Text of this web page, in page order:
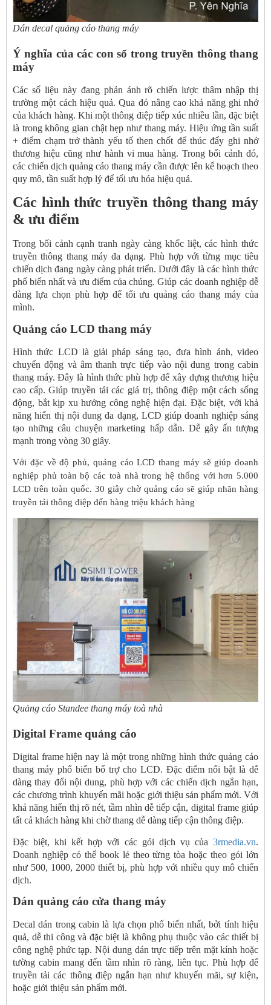
Dán decal quảng cáo thang máy
Ý nghĩa của các con số trong truyền thông thang
máy
Các số liệu này đang phản ánh rõ chiến lược thâm nhập thị
trường một cách hiệu quả. Qua đó nâng cao khả năng ghi nhớ
của khách hàng. Khi một thông điệp tiếp xúc nhiều lần, đặc biệt
là trong không gian chật hẹp như thang máy. Hiệu ứng tần suất
+ điểm chạm trở thành yếu tố then chốt để thúc đẩy ghi nhớ
thương hiệu cũng như hành vi mua hàng. Trong bối cảnh đó,
các chiến dịch quảng cáo thang máy cần được lên kế hoạch theo
quy mô, tần suất hợp lý để tối ưu hóa hiệu quả.
Các hình thức truyền thông thang máy
& ưu điểm
Trong bối cảnh cạnh tranh ngày càng khốc liệt, các hình thức
truyền thông thang máy đa dạng. Phù hợp với từng mục tiêu
chiến dịch đang ngày càng phát triển. Dưới đây là các hình thức
phổ biến nhất và ưu điểm của chúng. Giúp các doanh nghiệp dễ
dàng lựa chọn phù hợp để tối ưu quảng cáo thang máy của
mình.
Quảng cáo LCD thang máy
Hình thức LCD là giải pháp sáng tạo, đưa hình ảnh, video
chuyển động và âm thanh trực tiếp vào nội dung trong cabin
thang máy. Đây là hình thức phù hợp để xây dựng thương hiệu
cao cấp. Giúp truyền tải các giá trị, thông điệp một cách sống
động, bắt kịp xu hướng công nghệ hiện đại. Đặc biệt, với khả
năng hiển thị nội dung đa dạng, LCD giúp doanh nghiệp sáng
tạo những câu chuyện marketing hấp dẫn. Dễ gây ấn tượng
mạnh trong vòng 30 giây.
Với đặc về độ phủ, quảng cáo LCD thang máy sẽ giúp doanh
nghiệp phủ toàn bộ các toà nhà trong hệ thống với hơn 5.000
LCD trên toàn quốc. 30 giây chờ quảng cáo sẽ giúp nhãn hàng
truyền tải thông điệp đến hàng triệu khách hàng
Quảng cáo Standee thang máy toà nhà
Digital Frame quảng cáo
Digital frame hiện nay là một trong những hình thức quảng cáo
thang máy phổ biến bổ trợ cho LCD. Đặc điểm nổi bật là dễ
dàng thay đổi nội dung, phù hợp với các chiến dịch ngắn hạn,
các chương trình khuyến mãi hoặc giới thiệu sản phẩm mới. Với
khả năng hiển thị rõ nét, tầm nhìn dễ tiếp cận, digital frame giúp
tất cả khách hàng khi chờ thang dễ dàng tiếp cận thông điệp.
Đặc biệt, khi kết hợp với các gói dịch vụ của 3rmedia.vn.
Doanh nghiệp có thể book lẻ theo từng tòa hoặc theo gói lớn
như 500, 1000, 2000 thiết bị, phù hợp với nhiều quy mô chiến
dịch.
Dán quảng cáo cửa thang máy
Decal dán trong cabin là lựa chọn phổ biến nhất, bởi tính hiệu
quả, dễ thi công và đặc biệt là không phụ thuộc vào các thiết bị
công nghệ phức tạp. Nội dung dán trực tiếp trên mặt kính hoặc
tường cabin mang đến tầm nhìn rõ ràng, liên tục. Phù hợp để
truyền tải các thông điệp ngắn hạn như khuyến mãi, sự kiện,
hoặc giới thiệu sản phẩm mới.